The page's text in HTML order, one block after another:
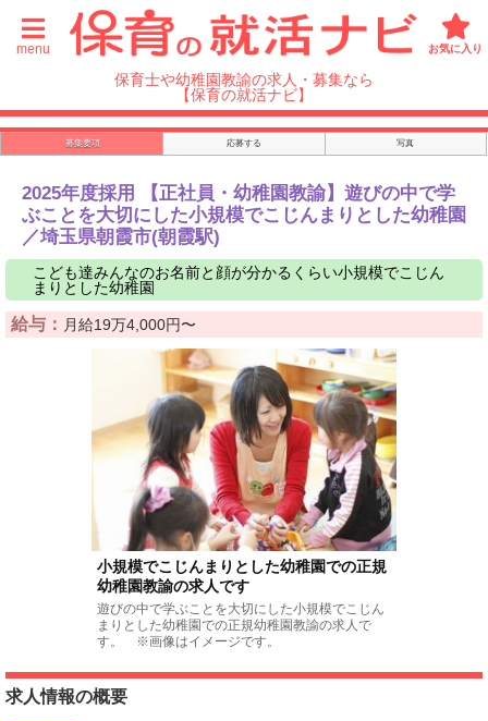
menu お気に入り
保育士や幼稚園教諭の求人・募集なら
【保育の就活ナビ】
募集要項 応募する 写真
2025年度採用 【正社員・幼稚園教諭】遊びの中で学
ぶことを大切にした小規模でこじんまりとした幼稚園
／埼玉県朝霞市(朝霞駅)
こども達みんなのお名前と顔が分かるくらい小規模でこじん
まりとした幼稚園
給与： 月給19万4,000円〜
小規模でこじんまりとした幼稚園での正規
幼稚園教諭の求人です
遊びの中で学ぶことを大切にした小規模でこじん
まりとした幼稚園での正規幼稚園教諭の求人で
す。 ※画像はイメージです。
求人情報の概要